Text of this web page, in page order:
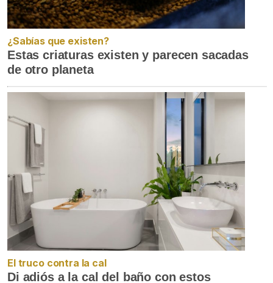
¿Sabías que existen?
Estas criaturas existen y parecen sacadas
de otro planeta
El truco contra la cal
Di adiós a la cal del baño con estos